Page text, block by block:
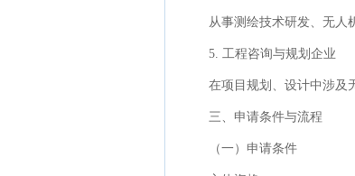
从事测绘技术研发、无人
5. 工程咨询与规划企业
在项目规划、设计中涉及
三、申请条件与流程
（一）申请条件